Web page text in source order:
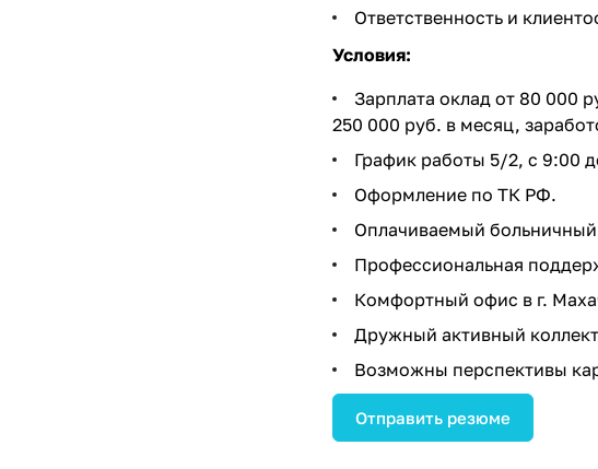
Ответственность и
Условия:
Зарплата оклад от 80 000
250 000 руб. в месяц,
График работы 5/2, с 9:00
Оформление по ТК РФ.
Оплачиваемый больничный
Профессиональная
Комфортный офис в г.
Дружный активный
Возможны перспективы
Отправить резюме